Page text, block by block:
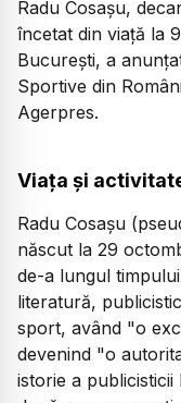
Radu Cosaşu,
încetat din viaţă la
Bucureşti, a
Sportive din
Agerpres.
Viața și
Radu Cosaşu
născut la 29
de-a lungul
literatură,
sport, având "o
devenind "o
istorie a